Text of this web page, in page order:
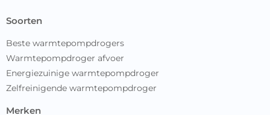
soorten
Beste warmtepompdrogers
Warmtepompdroger afvoer
Energiezuinige warmtepompdroger
Zelfreinigende warmtepompdroger
merken